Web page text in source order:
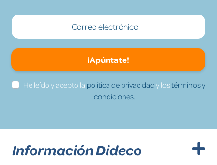
¡Apúntate!
He leído y acepto la política de privacidad y lostérminos y
condiciones.
Información Dideco